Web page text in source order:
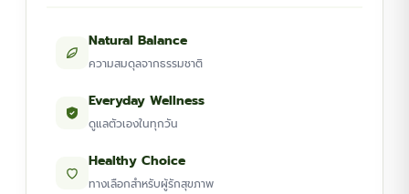
Natural Balance
ความสมดุลจากธรรมชาติ
Everyday Wellness
ดูแลตัวเองในทุกวัน
Healthy Choice
ทางเลือกสำหรับผู้รักสุขภาพ